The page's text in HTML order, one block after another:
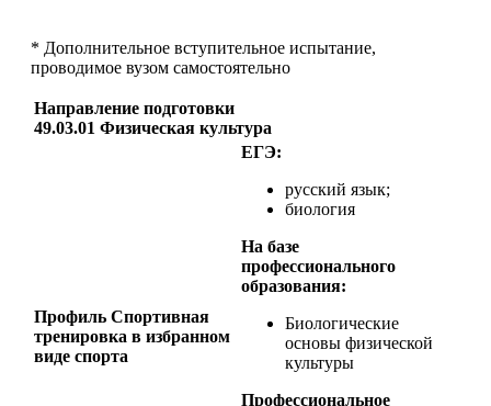
* Дополнительное вступительное испытание,
проводимое вузом самостоятельно
Направление подготовки
49.03.01 Физическая культура
Профиль Спортивная
тренировка в избранном
виде спорта
ЕГЭ:
русский язык;
биология
На базе
профессионального
образования:
Биологические
основы физической
культуры
Профессиональное